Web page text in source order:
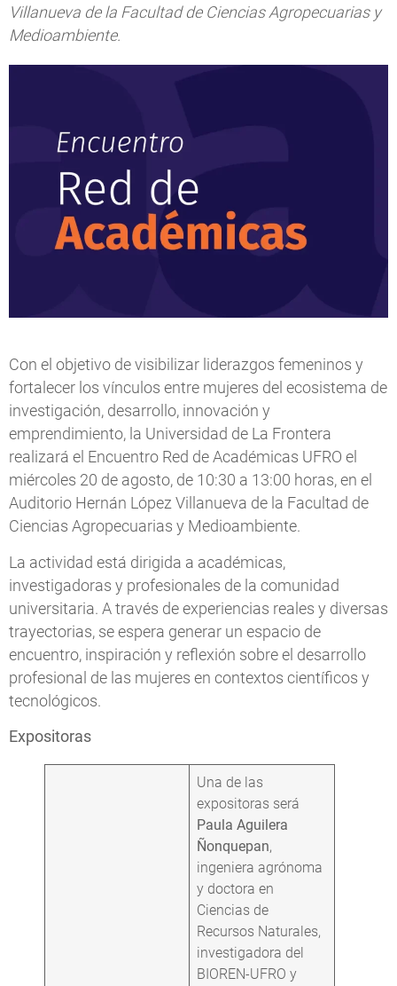
Villanueva de la Facultad de Ciencias Agropecuarias y
Medioambiente.
Con el objetivo de visibilizar liderazgos femeninos y
fortalecer los vínculos entre mujeres del ecosistema de
investigación, desarrollo, innovación y
emprendimiento, la Universidad de La Frontera
realizará el Encuentro Red de Académicas UFRO el
miércoles 20 de agosto, de 10:30 a 13:00 horas, en el
Auditorio Hernán López Villanueva de la Facultad de
Ciencias Agropecuarias y Medioambiente.
La actividad está dirigida a académicas,
investigadoras y profesionales de la comunidad
universitaria. A través de experiencias reales y diversas
trayectorias, se espera generar un espacio de
encuentro, inspiración y reflexión sobre el desarrollo
profesional de las mujeres en contextos científicos y
tecnológicos.
Expositoras
Una de las
expositoras será
Paula Aguilera
Ñonquepan,
ingeniera agrónoma
y doctora en
Ciencias de
Recursos Naturales,
investigadora del
BIOREN-UFRO y